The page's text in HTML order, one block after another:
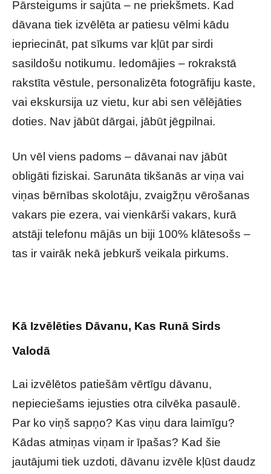
Pārsteigums ir sajūta – ne priekšmets. Kad
dāvana tiek izvēlēta ar patiesu vēlmi kādu
iepriecināt, pat sīkums var kļūt par sirdi
sasildošu notikumu. Iedomājies – rokrakstā
rakstīta vēstule, personalizēta fotogrāfiju kaste,
vai ekskursija uz vietu, kur abi sen vēlējāties
doties. Nav jābūt dārgai, jābūt jēgpilnai.
Un vēl viens padoms – dāvanai nav jābūt
obligāti fiziskai. Sarunāta tikšanās ar viņa vai
viņas bērnības skolotāju, zvaigžņu vērošanas
vakars pie ezera, vai vienkārši vakars, kurā
atstāji telefonu mājās un biji 100% klātesošs –
tas ir vairāk nekā jebkurš veikala pirkums.
Kā Izvēlēties Dāvanu, Kas Runā Sirds
Valodā
Lai izvēlētos patiešām vērtīgu dāvanu,
nepieciešams iejusties otra cilvēka pasaulē.
Par ko viņš sapņo? Kas viņu dara laimīgu?
Kādas atmiņas viņam ir īpašas? Kad šie
jautājumi tiek uzdoti, dāvanu izvēle kļūst daudz